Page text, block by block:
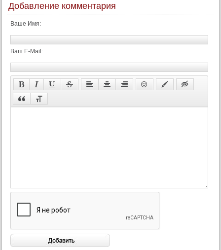
36 серия (суб)
38 серия
39 серия
39 серия (суб)
40 серия
Добавление комментария
Ваше Имя:
Ваш E-Mail: